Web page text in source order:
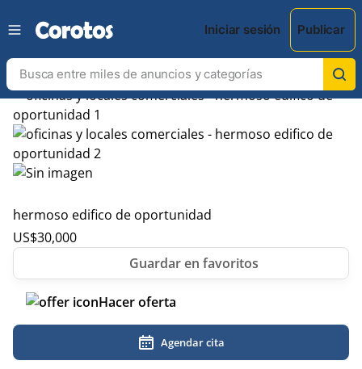
Iniciar sesión Publicar
hermoso edifico de oportunidad
US$30,000
Hacer oferta
Agendar cita